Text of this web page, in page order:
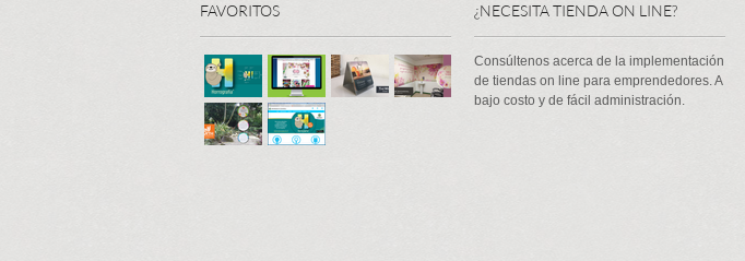
FAVORITOS ¿NECESITA TIENDA ON LINE?
Consúltenos acerca de la implementación
de tiendas on line para emprendedores. A
bajo costo y de fácil administración.